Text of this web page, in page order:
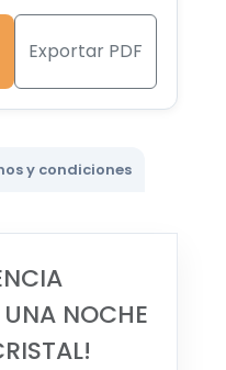
Exportar PDF
y condiciones
NOCHE